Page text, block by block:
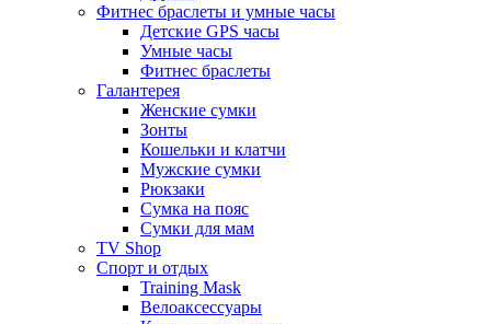
Фитнес браслеты и умные часы
Детские GPS часы
Умные часы
Фитнес браслеты
Галантерея
Женские сумки
Зонты
Кошельки и клатчи
Мужские сумки
Рюкзаки
Сумка на пояс
Сумки для мам
TV Shop
Спорт и отдых
Training Mask
Велоаксессуары